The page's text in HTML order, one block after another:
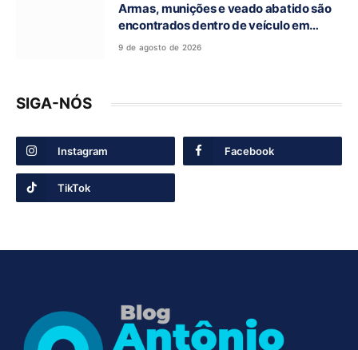
Armas, munições e veado abatido são
encontrados dentro de veículo em
Guarani de Goiás
9 de agosto de 2026
SIGA-NÓS
Instagram Facebook
TikTok